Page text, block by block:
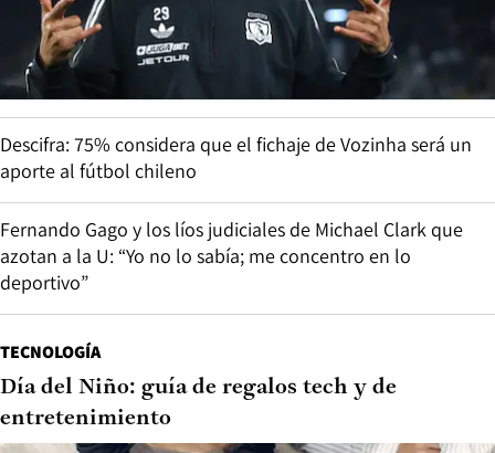
Descifra: 75% considera que el fichaje de Vozinha será un
aporte al fútbol chileno
Fernando Gago y los líos judiciales de Michael Clark que
azotan a la U: “Yo no lo sabía; me concentro en lo
deportivo”
TECNOLOGÍA
Día del Niño: guía de regalos tech y de
entretenimiento